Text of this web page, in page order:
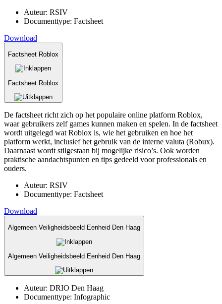
Auteur: RSIV
Documenttype: Factsheet
Download
Factsheet Roblox
Factsheet Roblox
De factsheet richt zich op het populaire online platform Roblox,
waar gebruikers zelf games kunnen maken en spelen. In de factsheet
wordt uitgelegd wat Roblox is, wie het gebruiken en hoe het
platform werkt, inclusief het gebruik van de interne valuta (Robux).
Daarnaast wordt stilgestaan bij mogelijke risico’s. Ook worden
praktische aandachtspunten en tips gedeeld voor professionals en
ouders.
Auteur: RSIV
Documenttype: Factsheet
Download
Algemeen Veiligheidsbeeld Eenheid Den Haag
Algemeen Veiligheidsbeeld Eenheid Den Haag
Auteur: DRIO Den Haag
Documenttype: Infographic